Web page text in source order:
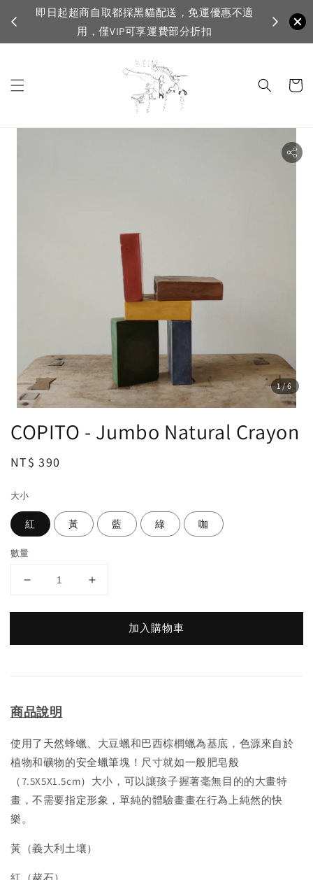
送，免運優惠不適
部分折扣
VIP滿1500免運，一般會員滿3500免運
1/6
COPITO - Jumbo Natural Crayon
Regular
NT$ 390
大小
紅 黃 藍 綠 咖
數量
加入購物車
商品說明
使用了天然蜂蠟、大豆蠟和巴西棕櫚蠟為基底，色源來自於
植物和礦物的安全蠟筆塊！尺寸就如一般肥皂般
（7.5X5X1.5cm）大小，可以讓孩子握著毫無目的的大畫特
畫，不需要指定形象，單純的體驗畫畫在行為上純然的快
樂。
黃（義大利土壤）